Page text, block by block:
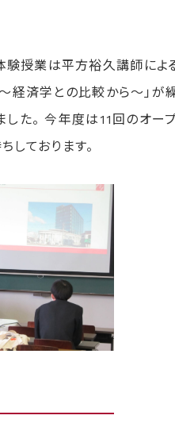
験授業は平方裕久講師に
済学との比較から～」が
。 今年度は11回のオープ
しております。